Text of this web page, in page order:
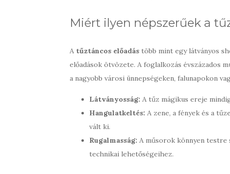
Miért ilyen népszerűek a
A tűztáncos előadás több mint egy látványos
előadások ötvözete. A foglalkozás évszázados
a nagyobb városi ünnepségeken, falunapokon
Látványosság: A tűz mágikus ereje
Hangulatkeltés: A zene, a fények és a
vált ki.
Rugalmasság: A műsorok könnyen testre
technikai lehetőségeihez.